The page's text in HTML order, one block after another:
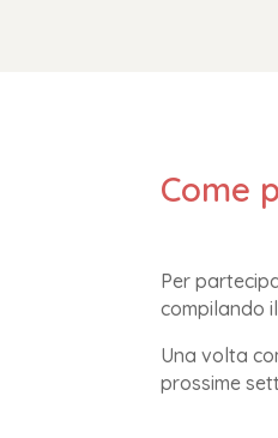
Come
Per
compilando
Una volta
prossime